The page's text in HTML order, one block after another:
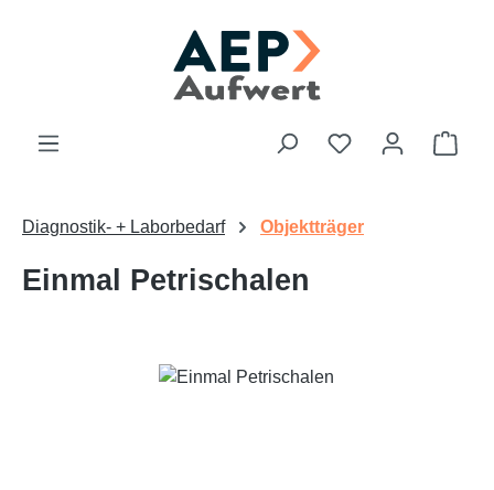
Du hast 0
Diagnostik- + Laborbedarf Objektträger
Einmal Petrischalen
Bildergalerie überspringen